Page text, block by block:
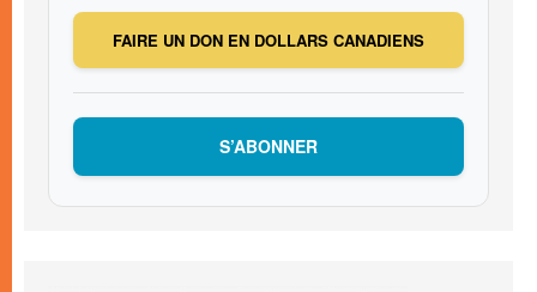
FAIRE UN DON EN DOLLARS CANADIENS
S’ABONNER